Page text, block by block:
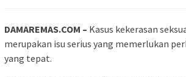
DAMAREMAS.COM – Kasus kekerasan
merupakan isu serius yang memerlukan
yang tepat.